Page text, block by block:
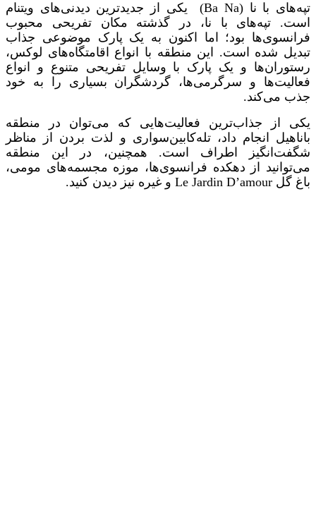
تپه‌های با نا (Ba Na) یکی از جدیدترین دیدنی‌های ویتنام
است. تپه‌های با نا، در گذشته مکان تفریحی محبوب
فرانسوی‌ها بود؛ اما اکنون به یک پارک موضوعی جذاب
تبدیل شده است. این منطقه با انواع اقامتگاه‌های لوکس،
رستوران‌ها و یک پارک با وسایل تفریحی متنوع و انواع
فعالیت‌ها و سرگرمی‌ها، گردشگران بسیاری را به خود
جذب می‌کند.
یکی از جذاب‌ترین فعالیت‌هایی که می‌توان در منطقه
باناهیل انجام داد، تله‌کابین‌سواری و لذت بردن از مناظر
شگفت‌انگیز اطراف است. همچنین، در این منطقه
می‌توانید از دهکده فرانسوی‌ها، موزه مجسمه‌‌های مومی،
باغ گل Le Jardin D’amour و غیره نیز دیدن کنید.